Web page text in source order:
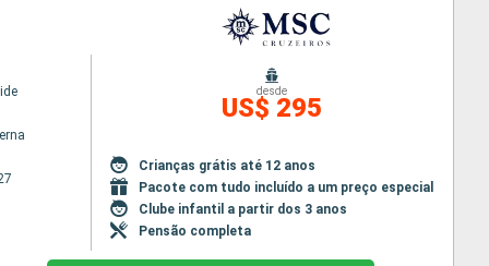
desde
US$ 295
Crianças grátis até 12 anos
Pacote com tudo incluído a um preço especial
Clube infantil a partir dos 3 anos
Pensão completa